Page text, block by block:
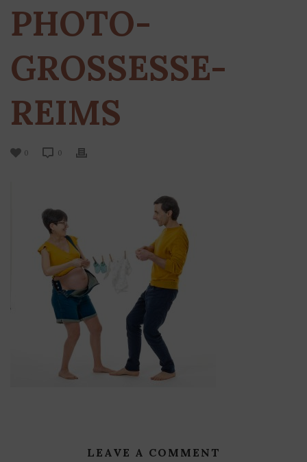
PHOTO-
GROSSESSE-
REIMS
0 0
LEAVE A COMMENT